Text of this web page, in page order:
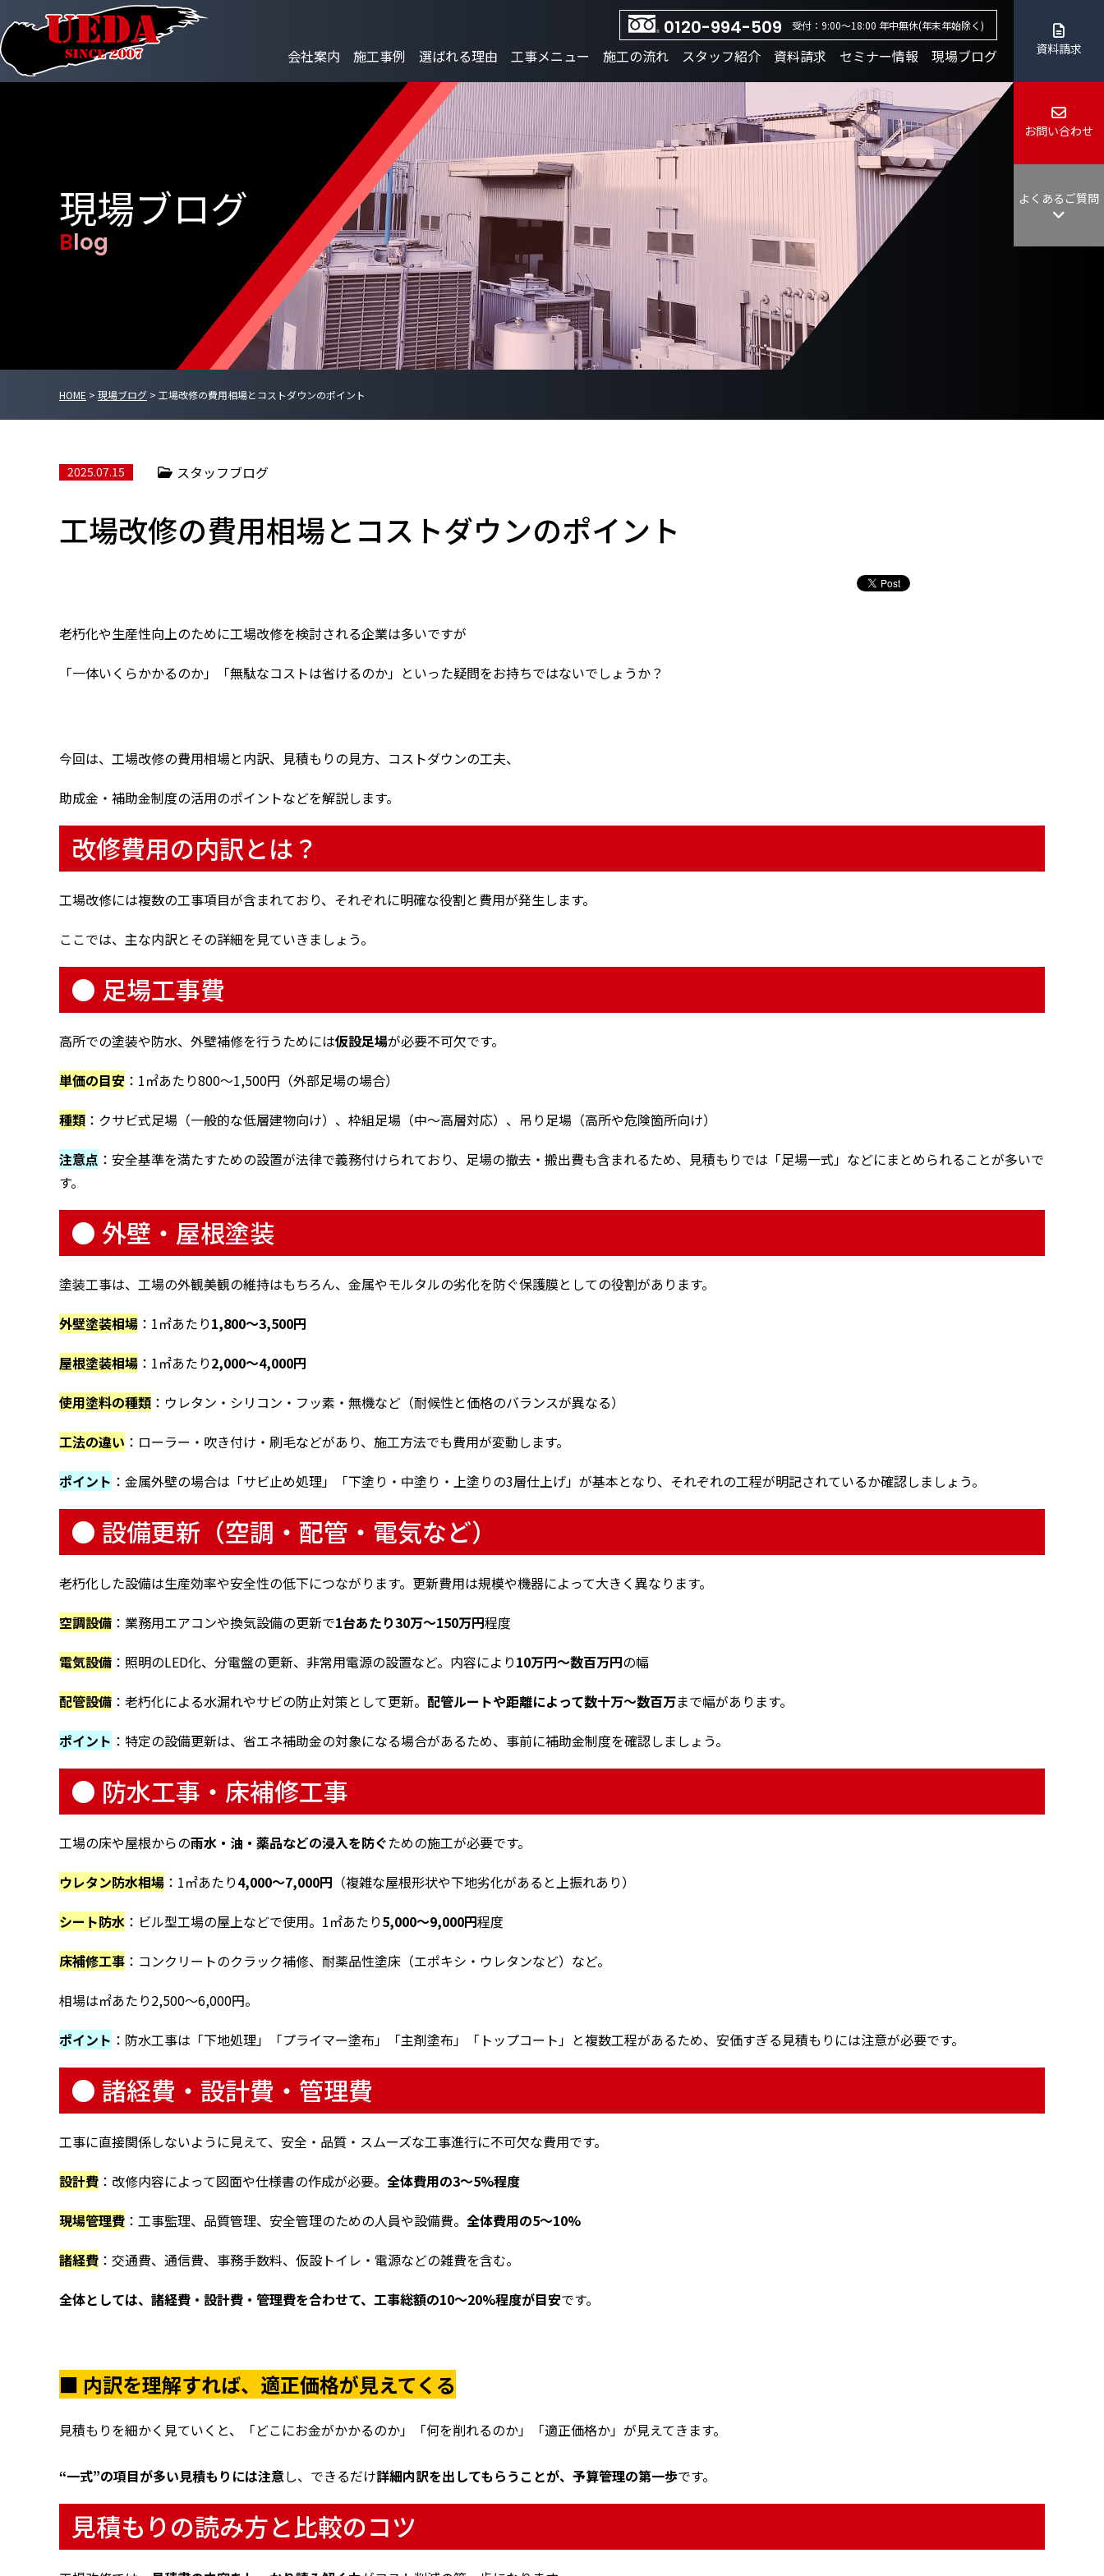
0120-994-509 受付：9:00～18:00 年中無休(年末年始除く)
会社案内 施工事例 選ばれる理由 工事メニュー 施工の流れ スタッフ紹介 資料請求 セミナー情報 現場ブログ 資料請求
お問い合わせ
よくあるご質問
現場ブログ
Blog
HOME > 現場ブログ > 工場改修の費用相場とコストダウンのポイント
2025.07.15 スタッフブログ
工場改修の費用相場とコストダウンのポイント
老朽化や生産性向上のために工場改修を検討される企業は多いですが
「一体いくらかかるのか」「無駄なコストは省けるのか」といった疑問をお持ちではないでしょうか？
今回は、工場改修の費用相場と内訳、見積もりの見方、コストダウンの工夫、
助成金・補助金制度の活用のポイントなどを解説します。
改修費用の内訳とは？
工場改修には複数の工事項目が含まれており、それぞれに明確な役割と費用が発生します。
ここでは、主な内訳とその詳細を見ていきましょう。
● 足場工事費
高所での塗装や防水、外壁補修を行うためには仮設足場が必要不可欠です。
単価の目安 ：1㎡あたり800〜1,500円（外部足場の場合）
種類 ：クサビ式足場（一般的な低層建物向け）、枠組足場（中〜高層対応）、吊り足場（高所や危険箇所向け）
注意点 ：安全基準を満たすための設置が法律で義務付けられており、足場の撤去・搬出費も含まれるため、見積もりでは「足場一式」などにまとめられることが多いで
す。
● 外壁・屋根塗装
塗装工事は、工場の外観美観の維持はもちろん、金属やモルタルの劣化を防ぐ保護膜としての役割があります。
外壁塗装相場 ：1㎡あたり1,800〜3,500円
屋根塗装相場 ：1㎡あたり2,000〜4,000円
使用塗料の種類 ：ウレタン・シリコン・フッ素・無機など（耐候性と価格のバランスが異なる）
工法の違い ：ローラー・吹き付け・刷毛などがあり、施工方法でも費用が変動します。
ポイント ：金属外壁の場合は「サビ止め処理」「下塗り・中塗り・上塗りの3層仕上げ」が基本となり、それぞれの工程が明記されているか確認しましょう。
● 設備更新（空調・配管・電気など）
老朽化した設備は生産効率や安全性の低下につながります。更新費用は規模や機器によって大きく異なります。
空調設備 ：業務用エアコンや換気設備の更新で1台あたり30万〜150万円程度
電気設備 ：照明のLED化、分電盤の更新、非常用電源の設置など。内容により10万円〜数百万円の幅
配管設備 ：老朽化による水漏れやサビの防止対策として更新。 配管ルートや距離によって数十万〜数百万まで幅があります。
ポイント ：特定の設備更新は、省エネ補助金の対象になる場合があるため、事前に補助金制度を確認しましょう。
● 防水工事・床補修工事
工場の床や屋根からの雨水・油・薬品などの浸入を防ぐための施工が必要です。
ウレタン防水相場 ：1㎡あたり4,000〜7,000円 （複雑な屋根形状や下地劣化があると上振れあり）
シート防水 ：ビル型工場の屋上などで使用。1㎡あたり5,000〜9,000円程度
床補修工事 ：コンクリートのクラック補修、耐薬品性塗床（エポキシ・ウレタンなど）など。
相場は㎡あたり2,500〜6,000円。
ポイント ：防水工事は「下地処理」「プライマー塗布」「主剤塗布」「トップコート」と複数工程があるため、安価すぎる見積もりには注意が必要です。
● 諸経費・設計費・管理費
工事に直接関係しないように見えて、安全・品質・スムーズな工事進行に不可欠な費用です。
設計費 ：改修内容によって図面や仕様書の作成が必要。 全体費用の3〜5%程度
現場管理費 ：工事監理、品質管理、安全管理のための人員や設備費。 全体費用の5〜10%
諸経費 ：交通費、通信費、事務手数料、仮設トイレ・電源などの雑費を含む。
全体としては、諸経費・設計費・管理費を合わせて、工事総額の10〜20%程度が目安です。
■ 内訳を理解すれば、適正価格が見えてくる
見積もりを細かく見ていくと、「どこにお金がかかるのか」「何を削れるのか」「適正価格か」が見えてきます。
“一式”の項目が多い見積もりには注意し、できるだけ詳細内訳を出してもらうことが、予算管理の第一歩です。
見積もりの読み方と比較のコツ